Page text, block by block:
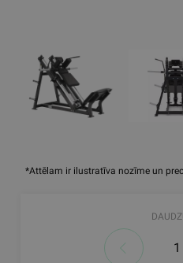
*Attēlam ir ilustratīva nozīme un